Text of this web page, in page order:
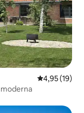
4,95 de uma
4,95 (19)
moderna